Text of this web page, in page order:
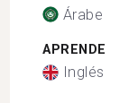
Árabe
APRENDE
Inglés